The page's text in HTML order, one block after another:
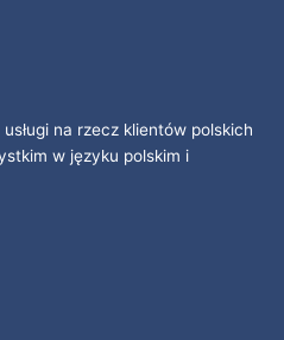
na rzecz klientów polskich
w języku polskim i